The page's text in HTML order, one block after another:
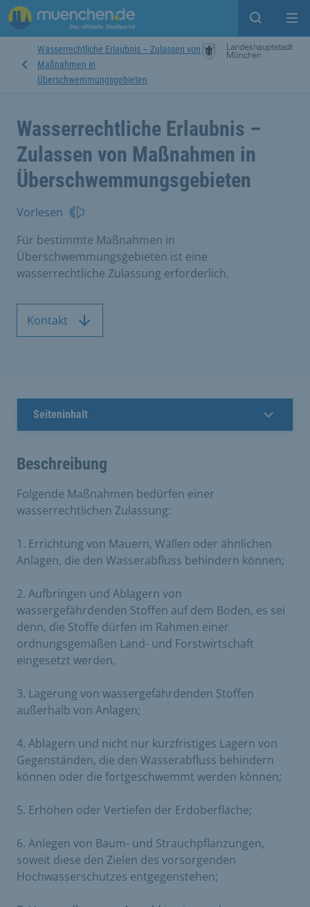
Suche
Wasserrechtliche Erlaubnis – Zulassen von
Maßnahmen in
Überschwemmungsgebieten
Wasserrechtliche Erlaubnis –
Zulassen von Maßnahmen in
Überschwemmungsgebieten
Vorlesen
Für bestimmte Maßnahmen in
Überschwemmungsgebieten ist eine
wasserrechtliche Zulassung erforderlich.
Kontakt
Seiteninhalt
Beschreibung
Folgende Maßnahmen bedürfen einer
wasserrechtlichen Zulassung:
1. Errichtung von Mauern, Wällen oder ähnlichen
Anlagen, die den Wasserabfluss behindern können;
2. Aufbringen und Ablagern von
wassergefährdenden Stoffen auf dem Boden, es sei
denn, die Stoffe dürfen im Rahmen einer
ordnungsgemäßen Land- und Forstwirtschaft
eingesetzt werden,
3. Lagerung von wassergefährdenden Stoffen
außerhalb von Anlagen;
4. Ablagern und nicht nur kurzfristiges Lagern von
Gegenständen, die den Wasserabfluss behindern
können oder die fortgeschwemmt werden können;
5. Erhöhen oder Vertiefen der Erdoberfläche;
6. Anlegen von Baum- und Strauchpflanzungen,
soweit diese den Zielen des vorsorgenden
Hochwasserschutzes entgegenstehen;